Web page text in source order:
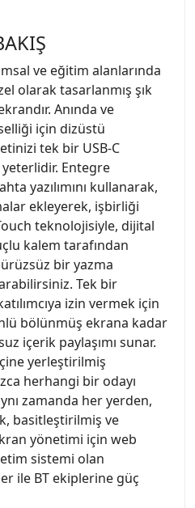
ve eğitim alanlarında
olarak tasarlanmış şık
Anında ve
için dizüstü
tek bir USB-C
Entegre
yazılımını kullanarak,
ekleyerek, işbirliği
teknolojisiyle, dijital
kalem tarafından
bir yazma
Tek bir
izin vermek için
bölünmüş ekrana kadar
içerik paylaşımı sunar.
yerleştirilmiş
herhangi bir odayı
zamanda her yerden,
basitleştirilmiş ve
yönetimi için web
sistemi olan
ile BT ekiplerine güç